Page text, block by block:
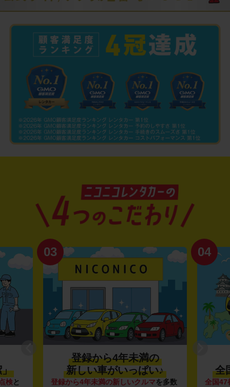
」
検と
03
登録から4年未満の
新しい車がいっぱい♪
登録から4年未満の新しいクルマを多数
04
全
全国47